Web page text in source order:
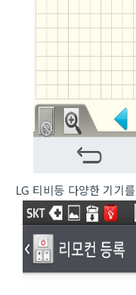
LG 티비등 다양한 기기